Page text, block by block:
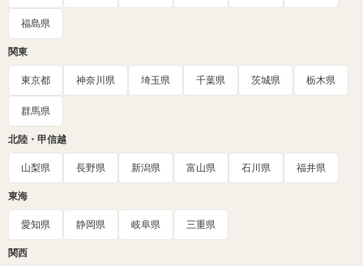
福島県
関東
東京都 神奈川県 埼玉県 千葉県 茨城県 栃木県
群馬県
北陸・甲信越
山梨県 長野県 新潟県 富山県 石川県 福井県
東海
愛知県 静岡県 岐阜県 三重県
関西